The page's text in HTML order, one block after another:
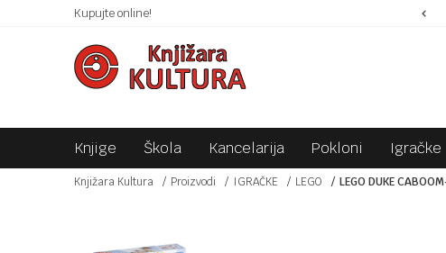
Kupujte online!SIGURNO PLAĆANJE PLATNIM KARTICAMA!
Knjige Škola Kancelarija Pokloni Igračke
Knjižara Kultura Proizvodi IGRAČKE LEGO LEGO DUKE